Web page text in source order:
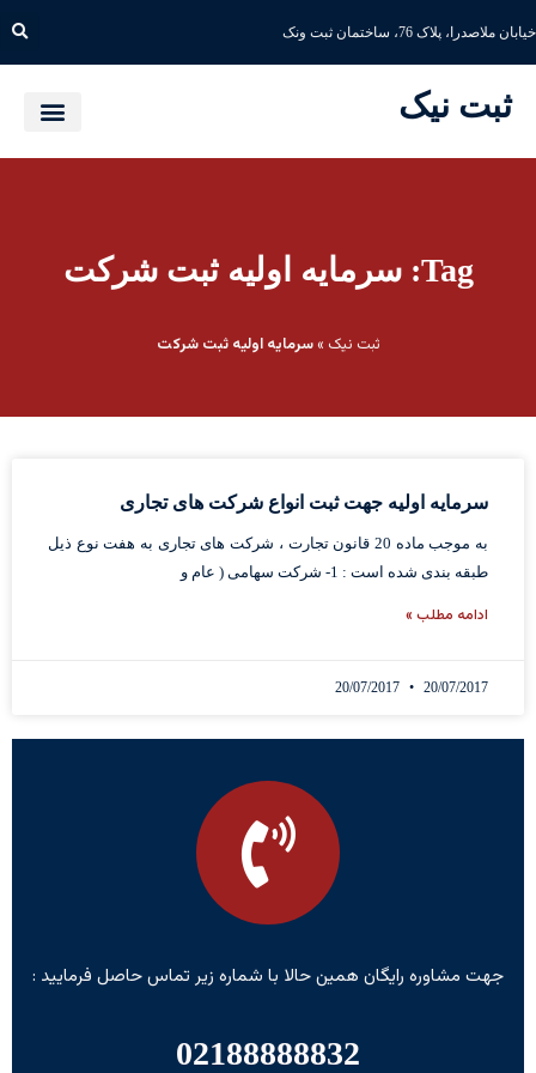
خیابان ملاصدرا، پلاک 76، ساختمان ثبت ونک
ثبت نیک
Tag: سرمایه اولیه ثبت شرکت
ثبت نیک »سرمایه اولیه ثبت شرکت
سرمایه اولیه جهت ثبت انواع شرکت های تجاری
به موجب ماده 20 قانون تجارت ، شرکت های تجاری به هفت نوع ذیل
طبقه بندی شده است : 1- شرکت سهامی ( عام و
ادامه مطلب »
20/07/2017
جهت مشاوره رایگان همین حالا با شماره زیر تماس حاصل فرمایید :
02188888832